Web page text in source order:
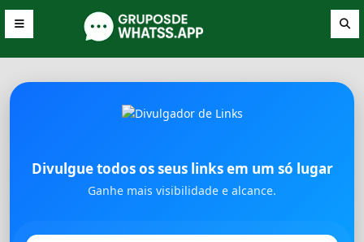
Divulgue todos os seus links em um só lugar
Ganhe mais visibilidade e alcance.